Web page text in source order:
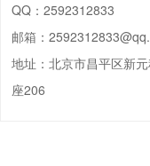
QQ： 2592312833
邮箱：
地址： 北京市昌平区新
座206